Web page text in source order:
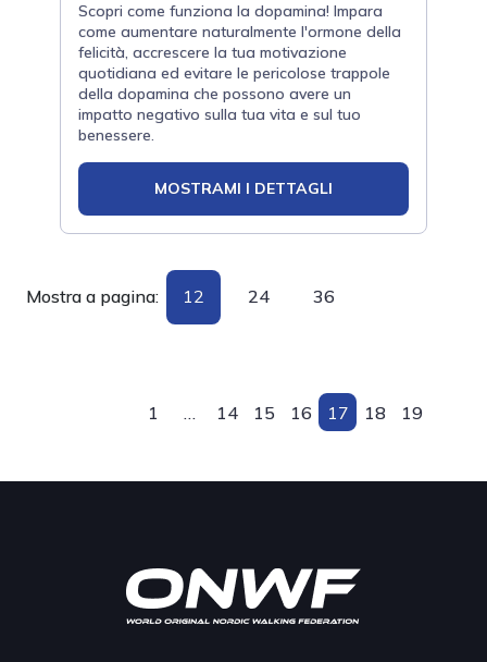
Scopri come funziona la dopamina! Impara
come aumentare naturalmente l'ormone della
felicità, accrescere la tua motivazione
quotidiana ed evitare le pericolose trappole
della dopamina che possono avere un
impatto negativo sulla tua vita e sul tuo
benessere.
MOSTRAMI I DETTAGLI
Mostra a pagina: 12 24 36
1 14 15 16 17 18 19